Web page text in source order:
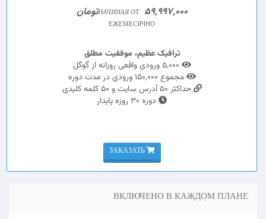
НАЧИНАЯ ОТ 59,997,000تومان
ЕЖЕМЕСЯЧНО
ترافیک عظیم، موفقیت مطلق
مجموع 150,000 ورودی در مدت دوره
حداکثر 50 آدرس سایت و 50 کلمه کلیدی
دوره 30 روزه پایدار
ЗАКАЗАТЬ
ВКЛЮЧЕНО В КАЖДОМ ПЛАНЕ